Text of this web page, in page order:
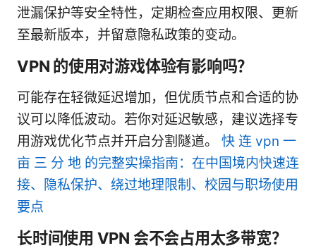
泄漏保护等安全特性，定期检查应用权限、更新
至最新版本，并留意隐私政策的变动。
VPN 的使用对游戏体验有影响吗？
可能存在轻微延迟增加，但优质节点和合适的协
议可以降低波动。若你对延迟敏感，建议选择专
用游戏优化节点并开启分割隧道。 快 连 vpn 一
亩 三 分 地 的完整实操指南：在中国境内快速连
接、隐私保护、绕过地理限制、校园与职场使用
要点
长时间使用 VPN 会不会占用太多带宽？